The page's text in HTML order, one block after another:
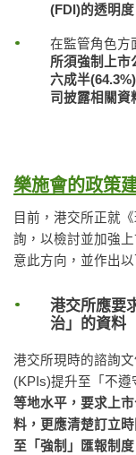
(FDI)的透明度
在監管角色方
所須強制上市
六成半
司披露相關資
樂施會的政策
目前，港交所正就
詢，以檢討並加強
意此方向，並作出以
港交所應要
治」的資料
港交所現時的諮詢
(KPIs)提升至「不遵
等地水平，要求上
料，更應清楚訂立
至「強制」匯報制